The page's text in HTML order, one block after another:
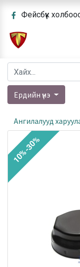
Фейсбүүк
Ердийн үнэ
Ангилалууд
10%-30%